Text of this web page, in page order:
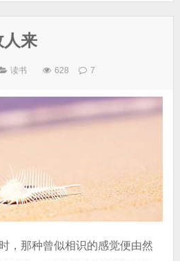
人来
读书 628 7
，那种曾似相识的感觉便由然